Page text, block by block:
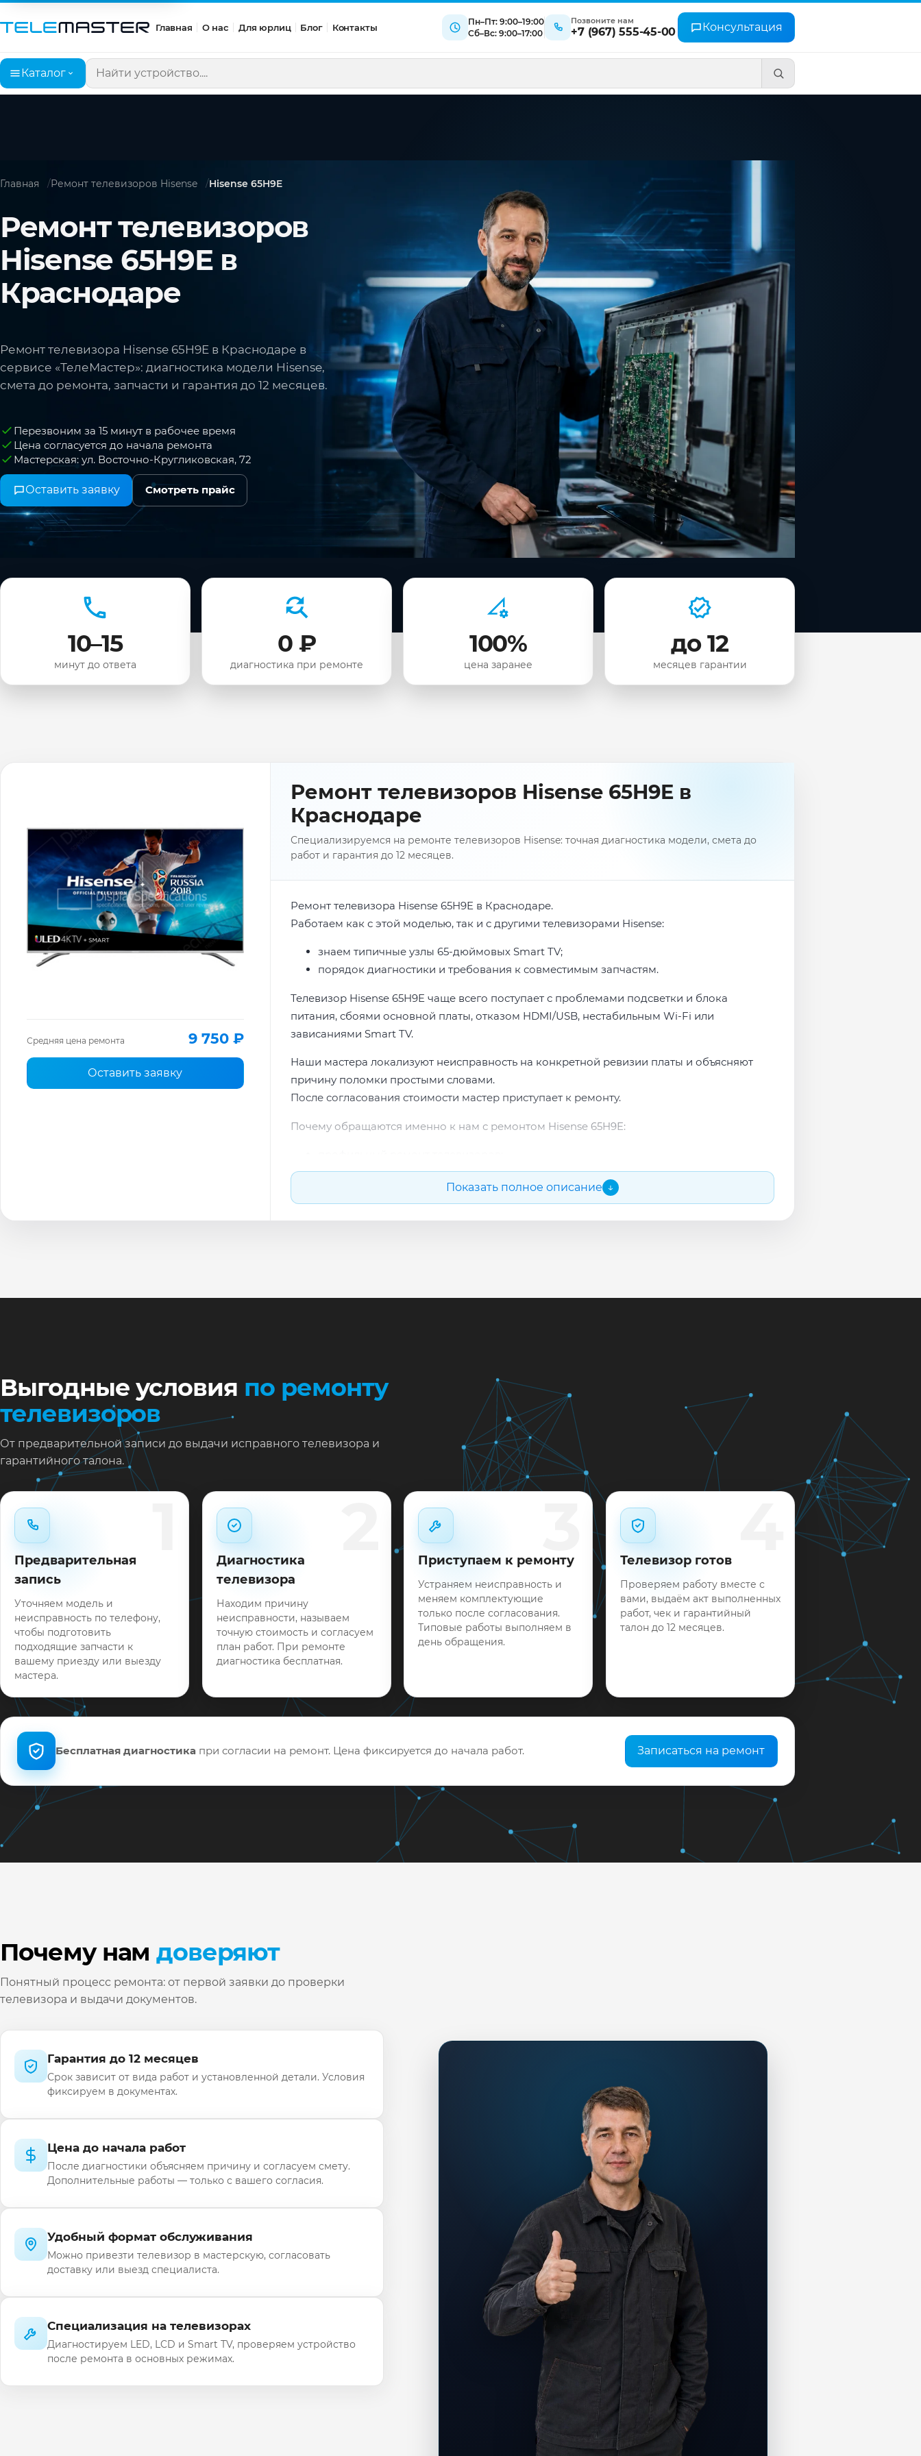
Главная О нас Для юрлиц Блог Контакты
Пн–Пт: 9:00–19:00
Сб–Вс: 9:00–17:00
Позвоните нам
+7 (967) 555-45-00 Консультация
Каталог
Поиск по сайту
Главная Ремонт телевизоров Hisense Hisense 65H9E
Ремонт телевизоров
Hisense 65H9E в
Краснодаре
Ремонт телевизора Hisense 65H9E в Краснодаре в
сервисе «ТелеМастер»: диагностика модели Hisense,
смета до ремонта, запчасти и гарантия до 12 месяцев.
Перезвоним за 15 минут в рабочее время
Цена согласуется до начала ремонта
Мастерская: ул. Восточно-Кругликовская, 72
Оставить заявку Смотреть прайс
10–15
минут до ответа
0 ₽
диагностика при ремонте
100%
цена заранее
до 12
месяцев гарантии
Средняя цена ремонта 9 750 ₽
Оставить заявку
Ремонт телевизоров Hisense 65H9E в
Краснодаре
Специализируемся на ремонте телевизоров Hisense: точная диагностика модели, смета до
работ и гарантия до 12 месяцев.
Ремонт телевизора Hisense 65H9E в Краснодаре.
Работаем как с этой моделью, так и с другими телевизорами Hisense:
знаем типичные узлы 65-дюймовых Smart TV;
порядок диагностики и требования к совместимым запчастям.
Телевизор Hisense 65H9E чаще всего поступает с проблемами подсветки и блока
питания, сбоями основной платы, отказом HDMI/USB, нестабильным Wi-Fi или
зависаниями Smart TV.
Наши мастера локализуют неисправность на конкретной ревизии платы и объясняют
причину поломки простыми словами.
После согласования стоимости мастер приступает к ремонту.
Почему обращаются именно к нам с ремонтом Hisense 65H9E:
опыт по бренду Hisense;
прозрачная смета до начала работ;
подбор проверенных комплектующих.
Оставьте заявку или позвоните: укажите симптомы — подскажем ориентир по сроку и
Показать полное описание ↓
Выгодные условия по ремонту
телевизоров
От предварительной записи до выдачи исправного телевизора и
гарантийного талона.
Предварительная
запись
Уточняем модель и
неисправность по телефону,
чтобы подготовить
подходящие запчасти к
вашему приезду или выезду
мастера.
Диагностика
телевизора
Находим причину
неисправности, называем
точную стоимость и согласуем
план работ. При ремонте
диагностика бесплатная.
Приступаем к ремонту
Устраняем неисправность и
меняем комплектующие
только после согласования.
Типовые работы выполняем в
день обращения.
Телевизор готов
Проверяем работу вместе с
вами, выдаём акт выполненных
работ, чек и гарантийный
талон до 12 месяцев.
Бесплатная диагностика при согласии на ремонт. Цена фиксируется до начала работ. Записаться на ремонт
Почему намдоверяют
Понятный процесс ремонта: от первой заявки до проверки
телевизора и выдачи документов.
Гарантия до 12 месяцев
Срок зависит от вида работ и установленной детали. Условия
фиксируем в документах.
Цена до начала работ
После диагностики объясняем причину и согласуем смету.
Дополнительные работы — только с вашего согласия.
Удобный формат обслуживания
Можно привезти телевизор в мастерскую, согласовать
доставку или выезд специалиста.
Специализация на телевизорах
Диагностируем LED, LCD и Smart TV, проверяем устройство
после ремонта в основных режимах.